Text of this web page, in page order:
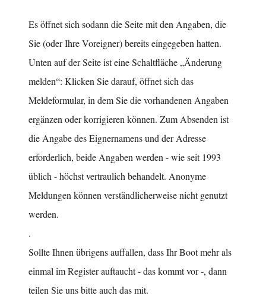
Es öffnet sich sodann die Seite mit den Angaben, die
Sie (oder Ihre Voreigner) bereits eingegeben hatten.
Unten auf der Seite ist eine Schaltfläche „Änderung
melden“: Klicken Sie darauf, öffnet sich das
Meldeformular, in dem Sie die vorhandenen Angaben
ergänzen oder korrigieren können. Zum Absenden ist
die Angabe des Eignernamens und der Adresse
erforderlich, beide Angaben werden - wie seit 1993
üblich - höchst vertraulich behandelt. Anonyme
Meldungen können verständlicherweise nicht genutzt
werden.
.
Sollte Ihnen übrigens auffallen, dass Ihr Boot mehr als
einmal im Register auftaucht - das kommt vor -, dann
teilen Sie uns bitte auch das mit.